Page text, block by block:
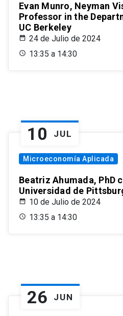
Evan Munro, Neyman
Professor in the
UC Berkeley
24 de Julio de 2024
13:35 a 14:30
10 JUL
Microeconomía Aplicada
Beatriz Ahumada, PhD
Universidad de
10 de Julio de 2024
13:35 a 14:30
26 JUN